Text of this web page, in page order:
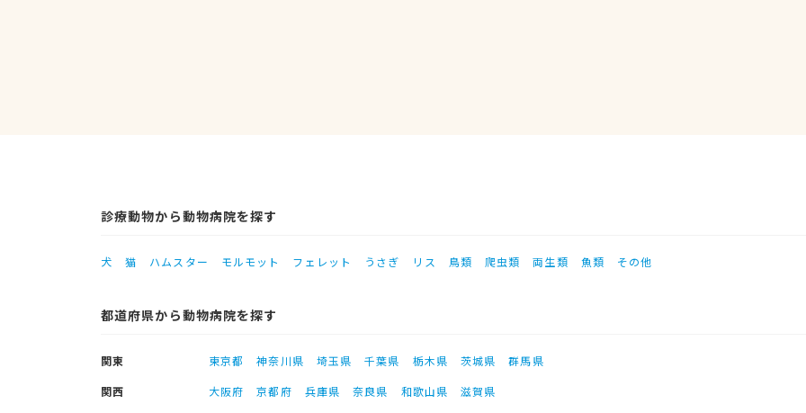
診療動物から動物病院を探す
犬 猫 ハムスター モルモット フェレット うさぎ リス 鳥類 爬虫類 両生類 魚類 その他
都道府県から動物病院を探す
関東 東京都 神奈川県 埼玉県 千葉県 栃木県 茨城県
群馬県
関西
大阪府 京都府 兵庫県 奈良県 和歌山県
滋賀県